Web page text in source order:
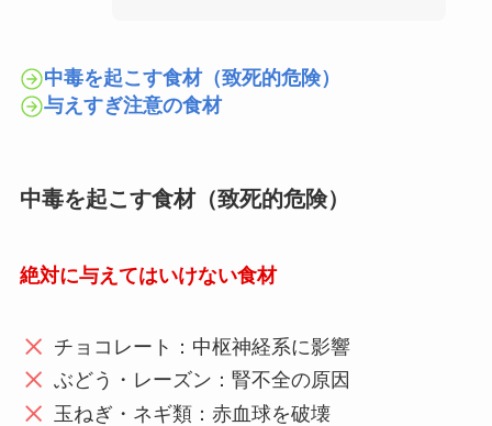
中毒を起こす食材（致死的危険）
与えすぎ注意の食材
中毒を起こす食材（致死的危険）
絶対に与えてはいけない食材
チョコレート：中枢神経系に影響
ぶどう・レーズン：腎不全の原因
玉ねぎ・ネギ類：赤血球を破壊